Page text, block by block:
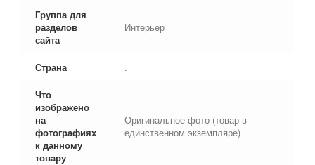
Группа для
разделов
сайта
Интерьер
Страна .
Что
изображено
на
фотографиях
к данному
товару
Оригинальное фото (товар в
единственном экземпляре)